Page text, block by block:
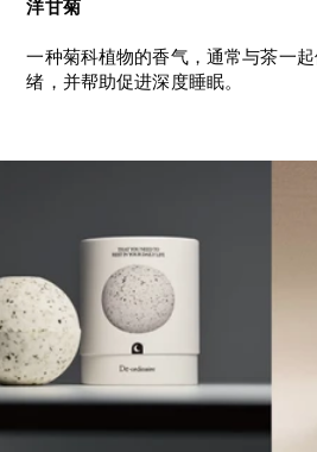
洋甘菊
一种菊科植物的香气，通常与茶一
绪，并帮助促进深度睡眠。